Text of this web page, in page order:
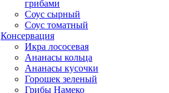
грибами
Соус сырный
Соус томатный
Консервация
Икра лососевая
Ананасы кольца
Ананасы кусочки
Горошек зеленый
Грибы Намеко